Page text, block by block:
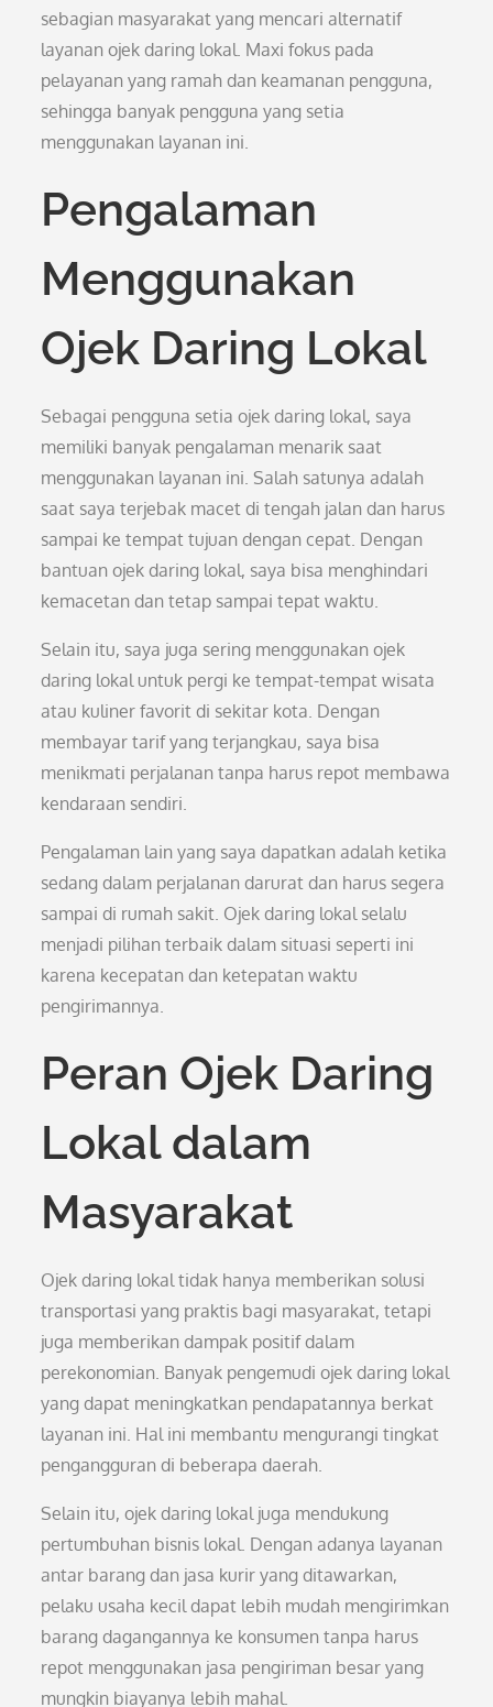
sebagian masyarakat yang mencari alternatif
layanan ojek daring lokal. Maxi fokus pada
pelayanan yang ramah dan keamanan pengguna,
sehingga banyak pengguna yang setia
menggunakan layanan ini.
Pengalaman
Menggunakan
Ojek Daring Lokal
Sebagai pengguna setia ojek daring lokal, saya
memiliki banyak pengalaman menarik saat
menggunakan layanan ini. Salah satunya adalah
saat saya terjebak macet di tengah jalan dan harus
sampai ke tempat tujuan dengan cepat. Dengan
bantuan ojek daring lokal, saya bisa menghindari
kemacetan dan tetap sampai tepat waktu.
Selain itu, saya juga sering menggunakan ojek
daring lokal untuk pergi ke tempat-tempat wisata
atau kuliner favorit di sekitar kota. Dengan
membayar tarif yang terjangkau, saya bisa
menikmati perjalanan tanpa harus repot membawa
kendaraan sendiri.
Pengalaman lain yang saya dapatkan adalah ketika
sedang dalam perjalanan darurat dan harus segera
sampai di rumah sakit. Ojek daring lokal selalu
menjadi pilihan terbaik dalam situasi seperti ini
karena kecepatan dan ketepatan waktu
pengirimannya.
Peran Ojek Daring
Lokal dalam
Masyarakat
Ojek daring lokal tidak hanya memberikan solusi
transportasi yang praktis bagi masyarakat, tetapi
juga memberikan dampak positif dalam
perekonomian. Banyak pengemudi ojek daring lokal
yang dapat meningkatkan pendapatannya berkat
layanan ini. Hal ini membantu mengurangi tingkat
pengangguran di beberapa daerah.
Selain itu, ojek daring lokal juga mendukung
pertumbuhan bisnis lokal. Dengan adanya layanan
antar barang dan jasa kurir yang ditawarkan,
pelaku usaha kecil dapat lebih mudah mengirimkan
barang dagangannya ke konsumen tanpa harus
repot menggunakan jasa pengiriman besar yang
mungkin biayanya lebih mahal.